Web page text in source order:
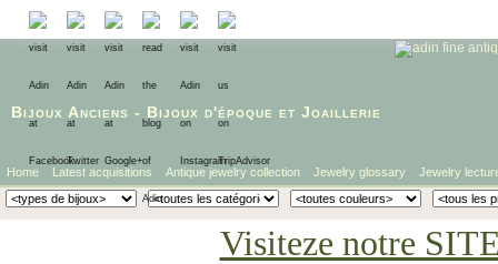
Bijoux Anciens - Bijoux d'époque et Joaillerie
Home Latest acquisitions Antique jewelry collection Jewelry glossary Jewelry
Visiteze notre